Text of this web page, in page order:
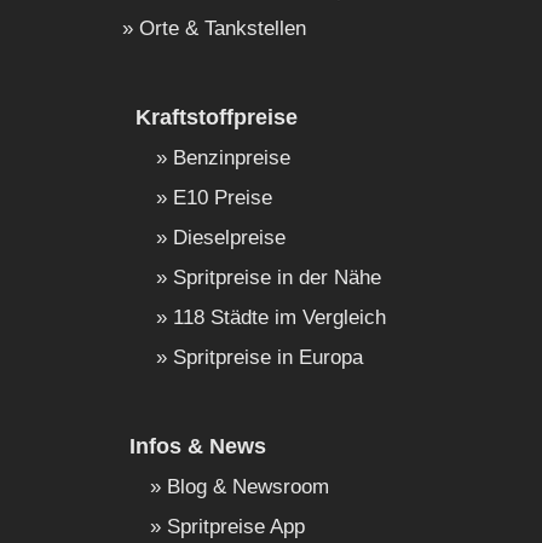
Orte & Tankstellen
Kraftstoffpreise
Benzinpreise
E10 Preise
Dieselpreise
Spritpreise in der Nähe
118 Städte im Vergleich
Spritpreise in Europa
Infos & News
Blog & Newsroom
Spritpreise App